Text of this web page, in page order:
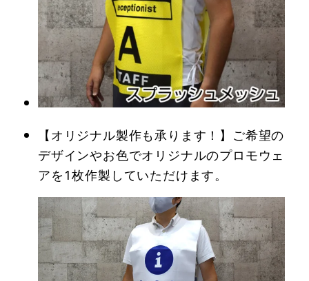
【オリジナル製作も承ります！】ご希望の
デザインやお色でオリジナルのプロモウェ
アを1枚作製していただけます。